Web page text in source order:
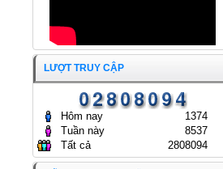
25/04/2025
ĐẠI HỘI ĐỒNG CỔ ĐÔNG
THƯỜNG NIÊN NĂM 2024
CÔNG TY CỔ PHẦN KINH
DOANH THỦY HẢI SẢN SÀI
GÒN
24/04/2024
LƯỢT TRUY CẬP
Hôm nay
1374
Tuần này
8537
Tất cả
2808094